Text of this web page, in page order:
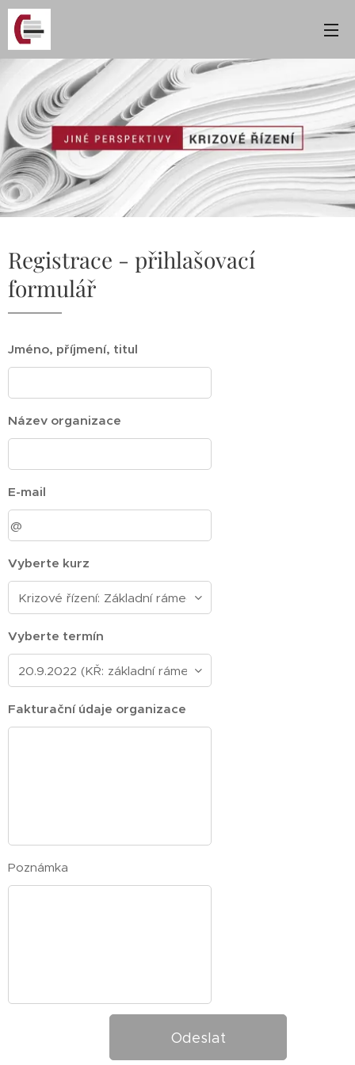
Registrace - přihlašovací
formulář
Jméno, příjmení, titul
Název organizace
E-mail
Vyberte kurz
Vyberte termín
Fakturační údaje organizace
Poznámka
Odeslat